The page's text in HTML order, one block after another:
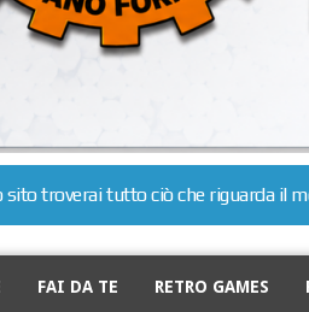
sito troverai tutto ciò che riguarda il
FAI DA TE RETRO GAMES